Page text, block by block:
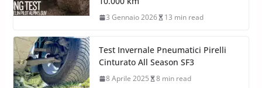
3 Gennaio 2026 13 min read
Test Invernale Pneumatici Pirelli
Cinturato All Season SF3
8 Aprile 2025 8 min read